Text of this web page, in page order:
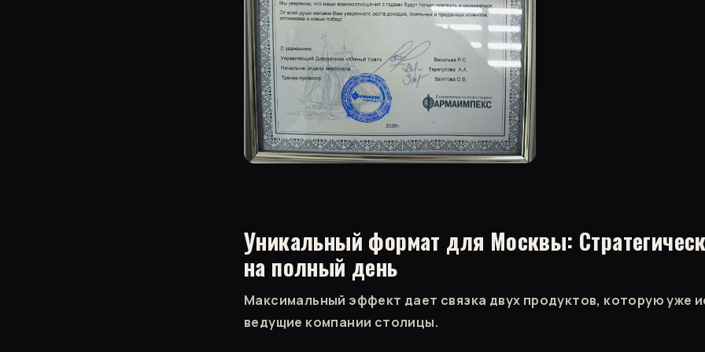
Уникальный формат для Москвы:
на полный день
Максимальный эффект дает связка двух продуктов, которую уже
ведущие компании столицы.